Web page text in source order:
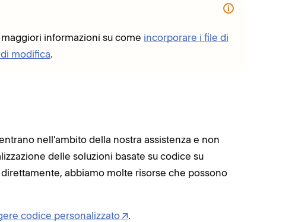
informazioni su come incorporare i file di
modifica.
nell'ambito della nostra assistenza e non
delle soluzioni basate su codice su
abbiamo molte risorse che possono
codice personalizzato
.